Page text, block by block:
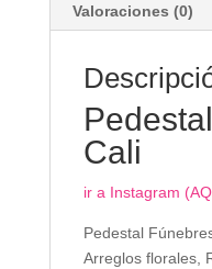
Valoraciones (0)
Cali
ir a Instagram
Pedestal
Arreglos florales,